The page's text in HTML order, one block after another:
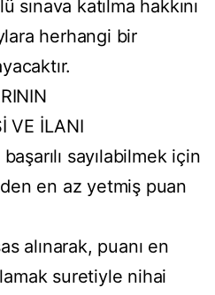
sınava katılma hakkını
herhangi bir
VE İLANI
sayılabilmek için
en az yetmiş puan
alınarak, puanı en
suretiyle nihai